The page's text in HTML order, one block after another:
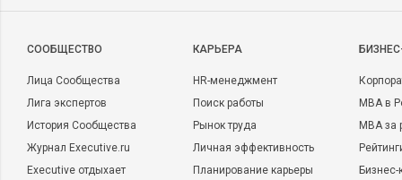
CООБЩЕСТВО
Лица Сообщества
Лига экспертов
История Сообщества
Журнал Executive.ru
Executive отдыхает
КАРЬЕРА
HR-менеджмент
Поиск работы
Рынок труда
Личная эффективность
Планирование карьеры
MBA в
MBA
Бизнес-